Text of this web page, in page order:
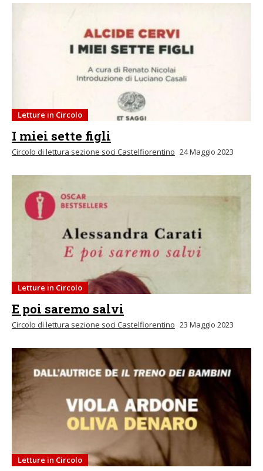
Letture in Circolo
I miei sette figli
Circolo di lettura sezione soci Castelfiorentino 24 Maggio 2023
Letture in Circolo
E poi saremo salvi
Circolo di lettura sezione soci Castelfiorentino 23 Maggio 2023
Letture in Circolo